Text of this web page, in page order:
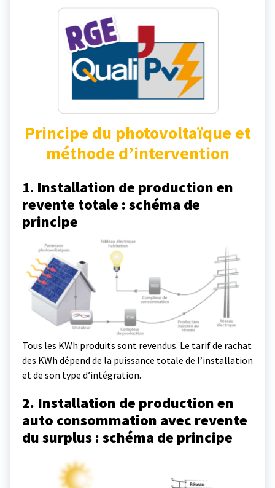
Principe du photovoltaïque et
méthode d’intervention
1. Installation de production en
revente totale : schéma de
principe
Tous les KWh produits sont revendus. Le tarif de rachat
des KWh dépend de la puissance totale de l’installation
et de son type d’intégration.
2. Installation de production en
auto consommation avec revente
du surplus : schéma de principe